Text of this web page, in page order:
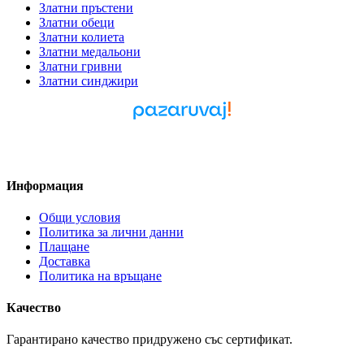
Златни пръстени
Златни обеци
Златни колиета
Златни медальони
Златни гривни
Златни синджири
Информация
Общи условия
Политика за лични данни
Плащане
Доставка
Политика на връщане
Качество
Гарантирано качество придружено със сертификат.